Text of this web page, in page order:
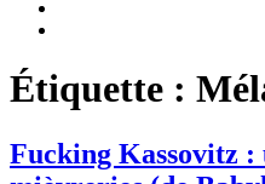
Étiquette :
Fucking Kassovitz :